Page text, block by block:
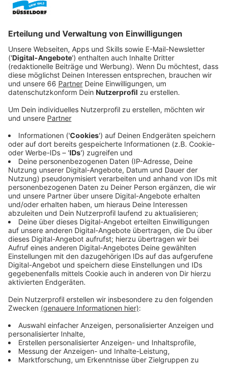
CDU und GRÜNE angestoßen hatten, gibt es jetzt
erste Ergebnisse. Demnach gab es weniger
Radfahrenden fühlt sich jetzt sicherer.
Veröffentlicht:Freitag, 14.03.2025 06:54
Anzeige
Anzeige
An 13 Knotenpunkten entlang der B8 in Düsseldorf -
dem sogenanntenLastring - wurden im vergangenen
Jahr (bis Juni2024) Radwege rot eingefärbt. Vor allem
an Ampelkreuzungen sollte die Sichtbarkeit der
Radwege verbessert werden und damit mehr
Sicherheit für Radfahrende schaffen.
Anzeige
Begleitende Untersuchungen und Ergebnisse
Anzeige
DieRuhr-Universität Bochumhatte die Maßnahme mit
Unfallanalysen, Verhaltensbeobachtungen und